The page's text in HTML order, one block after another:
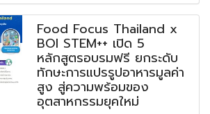
Food Focus Thailand x
BOI STEM++ เปิด 5
หลักสูตรอบรมฟรี ยกระดับ
ทักษะการแปรรูปอาหารมูลค่า
สูง สู่ความพร้อมของ
อุตสาหกรรมยุคใหม่